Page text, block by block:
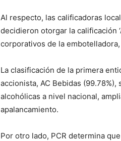
Al respecto, las calificadoras
decidieron otorgar la calificación
corporativos de la
La clasificación de la primera
accionista, AC Bebidas
alcohólicas a nivel nacional,
apalancamiento.
Por otro lado, PCR determina